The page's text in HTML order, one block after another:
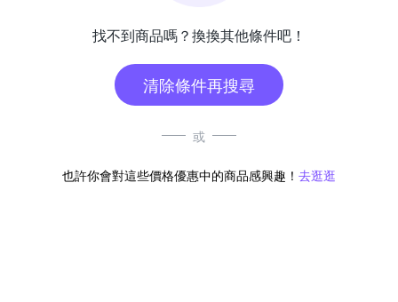
找不到商品嗎？換換其他條件吧！
清除條件再搜尋
或
也許你會對這些價格優惠中的商品感興趣！ 去逛逛